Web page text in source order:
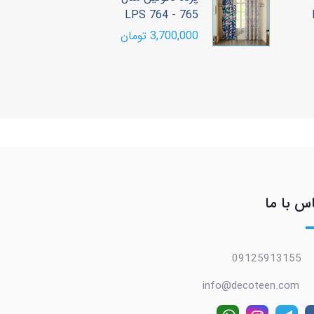
LPS 764 - 765
3,700,000 تومان
با ما